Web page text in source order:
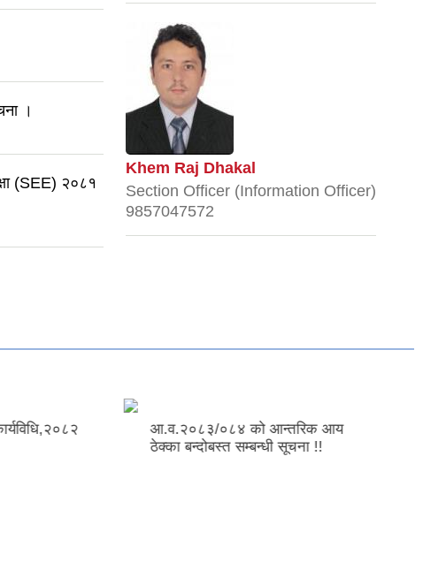
।
(SEE) २०८१
Khem Raj Dhakal
Section Officer (Information Officer)
9857047572
आय
भुक्तानी कारोबारको सिफारिस पत्र